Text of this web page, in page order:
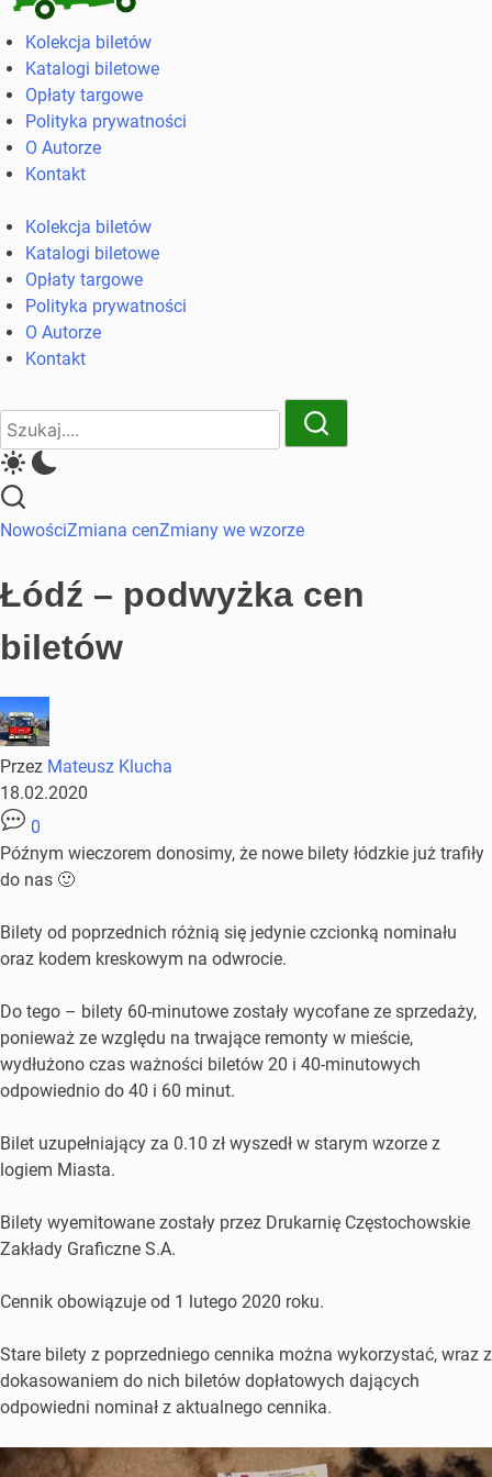
Kolekcja
biletów
komunikacji
miejskiej
kolejowych
Kolekcja biletów
Katalogi biletowe
Opłaty targowe
Polityka prywatności
O Autorze
Kontakt
Kolekcja biletów
Katalogi biletowe
Opłaty targowe
Polityka prywatności
O Autorze
Kontakt
Close
Search
Search
NowościZmiana cenZmiany we wzorze
Łódź – podwyżka cen
biletów
Przez Mateusz Klucha
18.02.2020
0
Późnym wieczorem donosimy, że nowe bilety łódzkie już trafiły
do nas 🙂
Bilety od poprzednich różnią się jedynie czcionką nominału
oraz kodem kreskowym na odwrocie.
Do tego – bilety 60-minutowe zostały wycofane ze sprzedaży,
ponieważ ze względu na trwające remonty w mieście,
wydłużono czas ważności biletów 20 i 40-minutowych
odpowiednio do 40 i 60 minut.
Bilet uzupełniający za 0.10 zł wyszedł w starym wzorze z
logiem Miasta.
Bilety wyemitowane zostały przez Drukarnię Częstochowskie
Zakłady Graficzne S.A.
Cennik obowiązuje od 1 lutego 2020 roku.
Stare bilety z poprzedniego cennika można wykorzystać, wraz z
dokasowaniem do nich biletów dopłatowych dających
odpowiedni nominał z aktualnego cennika.